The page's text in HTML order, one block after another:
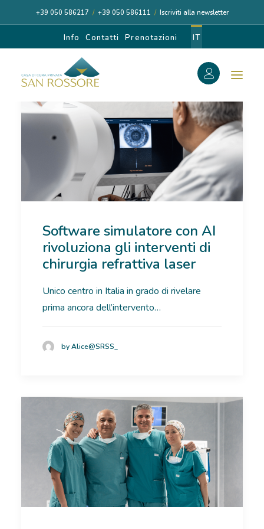
+39 050 586217 / +39 050 586111 / Iscriviti alla newsletter
Info Contatti Prenotazioni IT
CASA DI CURA
I NOSTRI MEDICI
DIAGNOSI E CURA
RICOVERI
NEWS
Software simulatore con AI
rivoluziona gli interventi di
chirurgia refrattiva laser
Unico centro in Italia in grado di rivelare
prima ancora dell’intervento…
by Alice@SRSS_